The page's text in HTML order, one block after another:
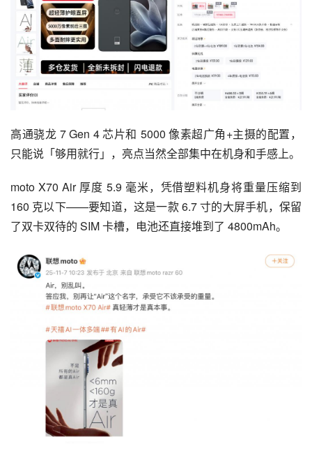
高通骁龙 7 Gen 4 芯片和 5000 像素超广角+主摄的配置，
只能说「够用就行」，亮点当然全部集中在机身和手感上。
moto X70 Air 厚度 5.9 毫米，凭借塑料机身将重量压缩到
160 克以下——要知道，这是一款 6.7 寸的大屏手机，保留
了双卡双待的 SIM 卡槽，电池还直接堆到了 4800mAh。